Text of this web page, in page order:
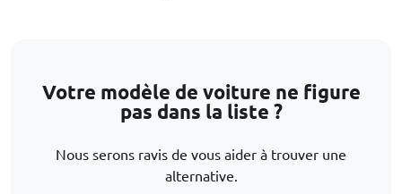
Votre modèle de voiture ne figure
pas dans la liste ?
Nous serons ravis de vous aider à trouver une
alternative.